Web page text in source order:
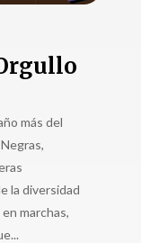
más del
la diversidad
marchas,